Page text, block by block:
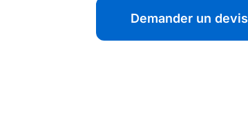
Demander un devis